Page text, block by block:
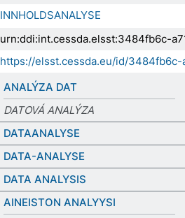
INNHOLDSANALYSE
urn:ddi:int.cessda.elsst:3484fb6c-
https://elsst.cessda.eu/id/
ANALÝZA DAT
DATOVÁ ANALÝZA
DATAANALYSE
DATA-ANALYSE
DATA ANALYSIS
AINEISTON ANALYYSI